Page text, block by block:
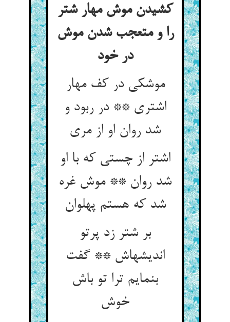
کشیدن موش مهار شتر
را و متعجب شدن موش
در خود
موشکی در کف مهار
اشتری ** در ربود و
شد روان او از مری‏
اشتر از چستی که با او
شد روان ** موش غره
شد که هستم پهلوان‏
بر شتر زد پرتو
اندیشه‏اش ** گفت
بنمایم ترا تو باش
خوش‏